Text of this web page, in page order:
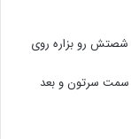
شصتش رو بزاره روی
سرتون و بعد